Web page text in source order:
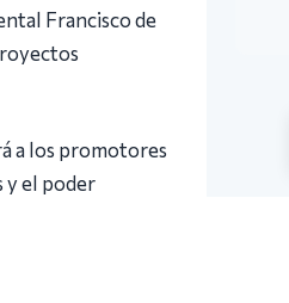
Francisco de
a los promotores
y el poder